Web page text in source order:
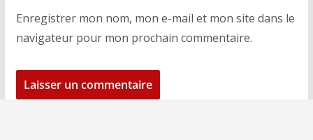
Enregistrer mon nom, mon e-mail et mon site dans le
navigateur pour mon prochain commentaire.